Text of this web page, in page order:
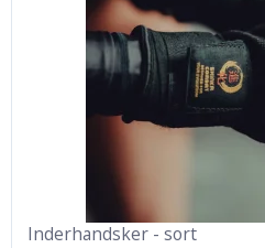
Inderhandsker - sort